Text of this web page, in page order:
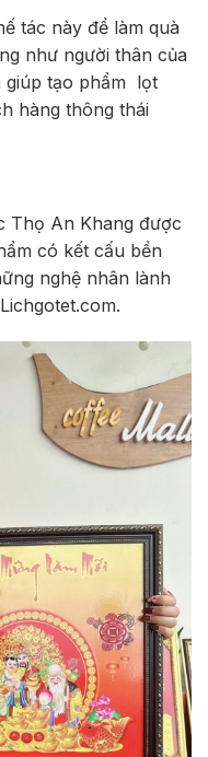
tác này để làm quà
như người thân của
giúp tạo phẩm lọt
hàng thông thái
Thọ An Khang được
có kết cấu bền
nghệ nhân lành